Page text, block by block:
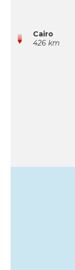
Cairo
426 km